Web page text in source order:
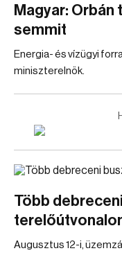
Magyar:
semmit
Energia- és vízügyi
miniszterelnök.
Több
Augusztus 12-i,